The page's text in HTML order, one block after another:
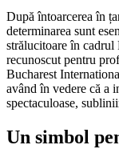
După întoarcerea în
determinarea sunt
strălucitoare în
recunoscut pentru
Bucharest
având în vedere că a
spectaculoase,
Un simbol